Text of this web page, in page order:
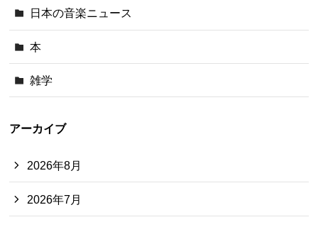
日本の音楽ニュース
本
雑学
アーカイブ
2026年8月
2026年7月